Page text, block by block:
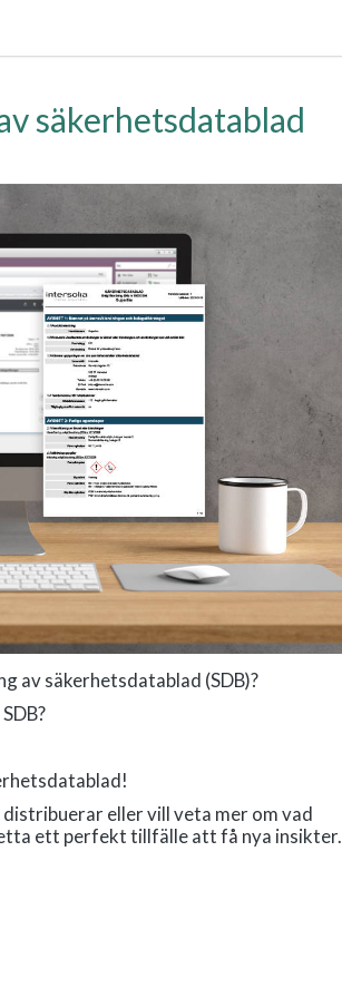
säkerhetsdatablad
av säkerhetsdatablad (SDB)?
distribuerar eller vill veta mer om vad
ett perfekt tillfälle att få nya insikter.